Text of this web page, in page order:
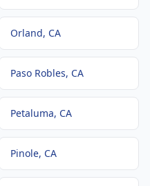
Orland, CA
Paso Robles, CA
Petaluma, CA
Pinole, CA